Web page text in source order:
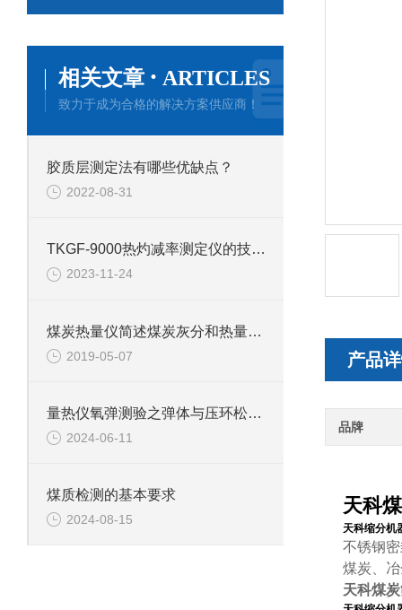
产品
品牌
天科
天科缩分机
不锈钢
煤炭、
天科煤
相关文章 · ARTICLES
致力于成为合格的解决方案供应商！
胶质层测定法有哪些优缺点？
2022-08-31
TKGF-9000热灼减率测定仪的技术参数和功能
2023-11-24
煤炭热量仪简述煤炭灰分和热量之间的关系
2019-05-07
量热仪氧弹测验之弹体与压环松动度检验
2024-06-11
煤质检测的基本要求
2024-08-15